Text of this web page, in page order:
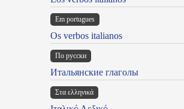
Em portugues
Os verbos italianos
По русски
Итальянские глаголы
Στα ελληνικά